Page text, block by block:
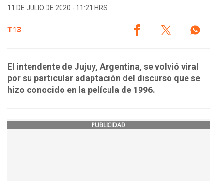
11 DE JULIO DE 2020 - 11:21 HRS.
T13
El intendente de Jujuy, Argentina, se volvió viral
por su particular adaptación del discurso que se
hizo conocido en la película de 1996.
PUBLICIDAD